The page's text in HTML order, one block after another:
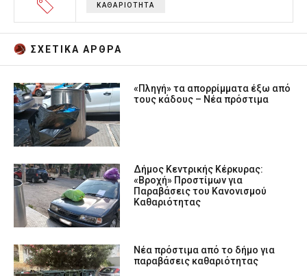
ΚΑΘΑΡΙΟΤΗΤΑ
ΣΧΕΤΙΚA AΡΘΡΑ
«Πληγή» τα απορρίμματα έξω από
τους κάδους – Νέα πρόστιμα
Δήμος Κεντρικής Κέρκυρας:
«Βροχή» Προστίμων για
Παραβάσεις του Κανονισμού
Καθαριότητας
Νέα πρόστιμα από το δήμο για
παραβάσεις καθαριότητας